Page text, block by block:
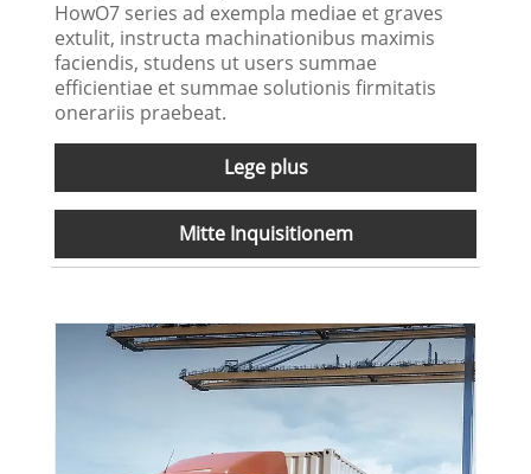
HowO7 series ad exempla mediae et graves
extulit, instructa machinationibus maximis
faciendis, studens ut users summae
efficientiae et summae solutionis firmitatis
onerariis praebeat.
Lege plus
Mitte Inquisitionem